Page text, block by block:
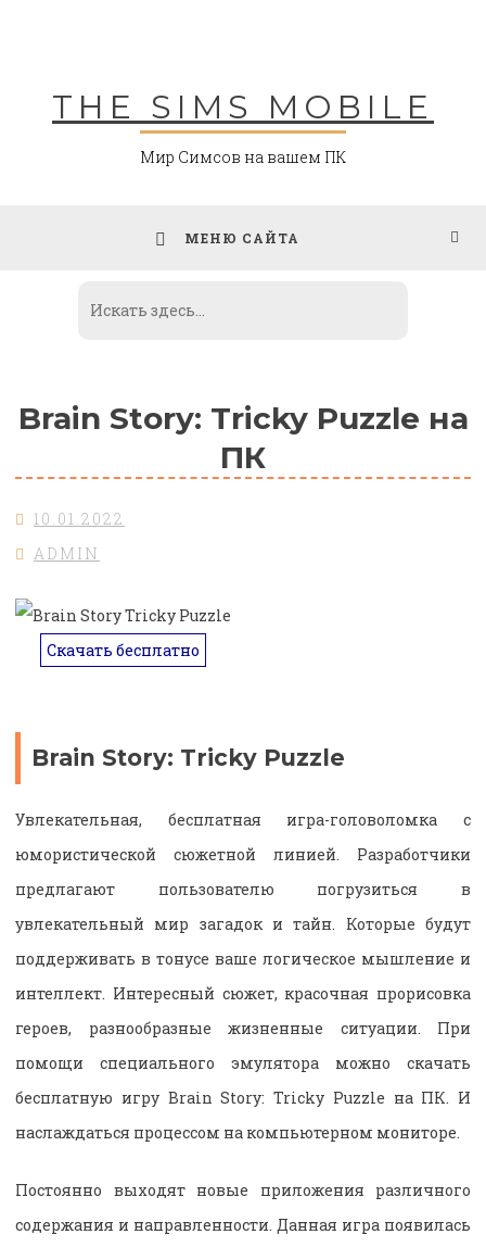
THE SIMS MOBILE
Мир Симсов на вашем ПК
МЕНЮ САЙТА
Brain Story: Tricky Puzzle на
ПК
10.01.2022
ADMIN
Скачать бесплатно
Brain Story: Tricky Puzzle
Увлекательная, бесплатная игра-головоломка с
юмористической сюжетной линией. Разработчики
предлагают пользователю погрузиться в
увлекательный мир загадок и тайн. Которые будут
поддерживать в тонусе ваше логическое мышление и
интеллект. Интересный сюжет, красочная прорисовка
героев, разнообразные жизненные ситуации. При
помощи специального эмулятора можно скачать
бесплатную игру Brain Story: Tricky Puzzle на ПК. И
наслаждаться процессом на компьютерном мониторе.
Постоянно выходят новые приложения различного
содержания и направленности. Данная игра появилась